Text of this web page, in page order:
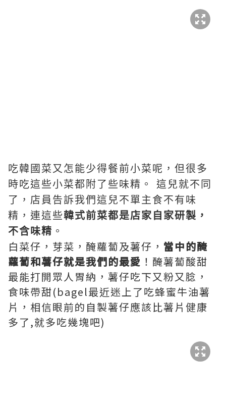
吃韓國菜又怎能少得餐前小菜呢，但很多
時吃這些小菜都附了些味精。 這兒就不同
了，店員告訴我們這兒不單主食不有味
精，連這些韓式前菜都是店家自家研製，
不含味精 。
白菜仔，芽菜，醃蘿蔔及薯仔， 當中的醃
蘿蔔和薯仔就是我們的最愛 ！醃薯蔔酸甜
最能打開眾人胃納，薯仔吃下又粉又腍，
食味帶甜(bagel最近迷上了吃蜂蜜牛油薯
片，相信眼前的自製薯仔應該比薯片健康
多了,就多吃幾塊吧)